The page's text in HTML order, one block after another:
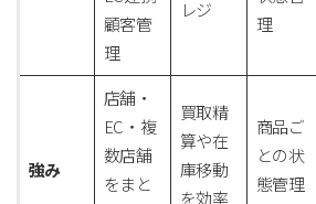
顧客管
理
レジ
理
強み
店舗・
EC・複
数店舗
をまと
買取精
算や在
庫移動
を効率
商品ご
との状
態管理